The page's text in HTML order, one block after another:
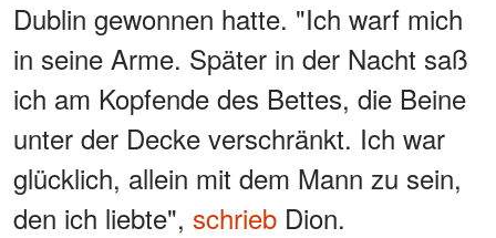
Dublin gewonnen hatte. "Ich warf mich
in seine Arme. Später in der Nacht saß
ich am Kopfende des Bettes, die Beine
unter der Decke verschränkt. Ich war
glücklich, allein mit dem Mann zu sein,
den ich liebte", schrieb Dion.